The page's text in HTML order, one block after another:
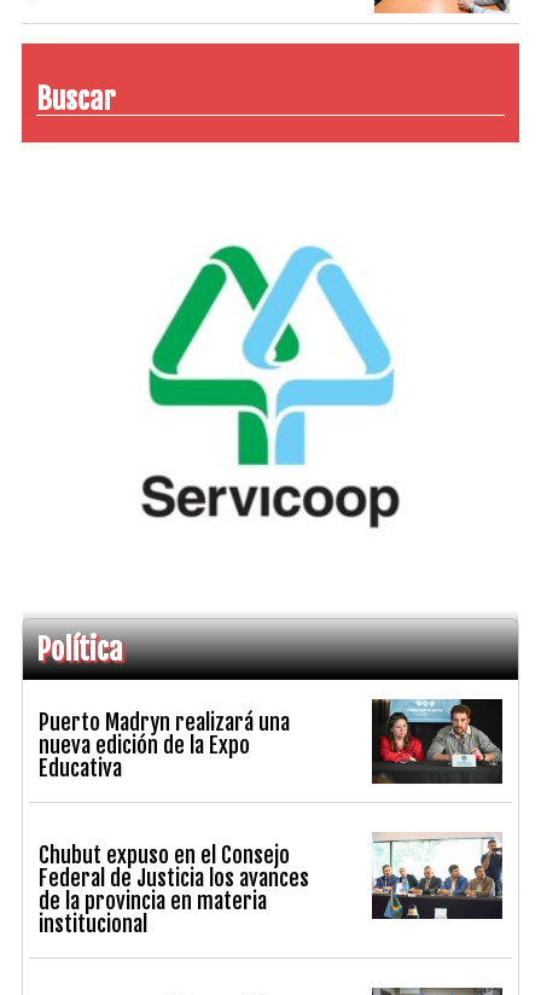
Buscar
Política
Puerto Madryn realizará una
nueva edición de la Expo
Educativa
Chubut expuso en el Consejo
Federal de Justicia los avances
de la provincia en materia
institucional